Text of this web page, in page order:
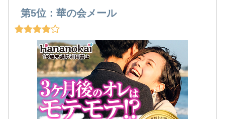
第5位：華の会メール